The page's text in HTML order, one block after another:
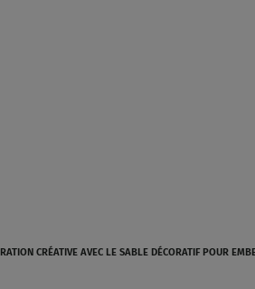
CRÉATIVE AVEC LE SABLE DÉCORATIF POUR